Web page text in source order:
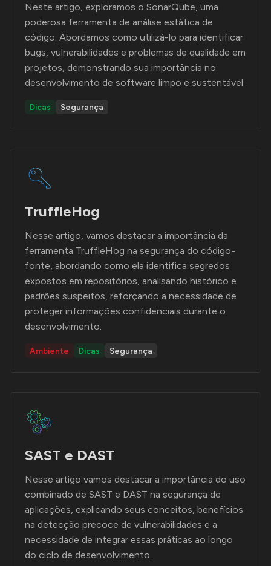
Neste artigo, exploramos o SonarQube, uma
poderosa ferramenta de análise estática de
código. Abordamos como utilizá-lo para identificar
bugs, vulnerabilidades e problemas de qualidade em
projetos, demonstrando sua importância no
desenvolvimento de software limpo e sustentável.
Dicas Segurança
TruffleHog
Nesse artigo, vamos destacar a importância da
ferramenta TruffleHog na segurança do código-
fonte, abordando como ela identifica segredos
expostos em repositórios, analisando histórico e
padrões suspeitos, reforçando a necessidade de
proteger informações confidenciais durante o
desenvolvimento.
Ambiente Dicas Segurança
SAST e DAST
Nesse artigo vamos destacar a importância do uso
combinado de SAST e DAST na segurança de
aplicações, explicando seus conceitos, benefícios
na detecção precoce de vulnerabilidades e a
necessidade de integrar essas práticas ao longo
do ciclo de desenvolvimento.